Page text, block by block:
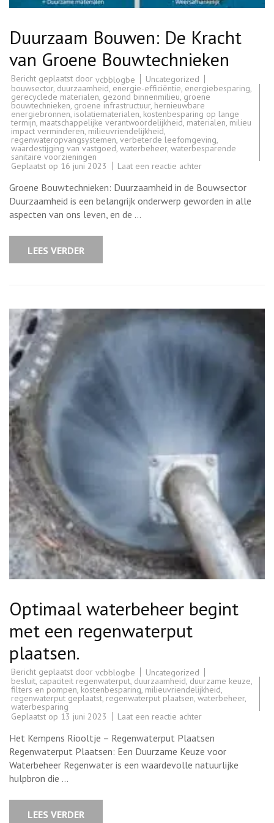
Duurzaam Bouwen: De Kracht
van Groene Bouwtechnieken
Bericht geplaatst door vcbblogbe
Uncategorized
bouwsector, duurzaamheid, energie-efficiëntie, energiebesparing,
gerecyclede materialen, gezond binnenmilieu, groene
bouwtechnieken, groene infrastructuur, hernieuwbare
energiebronnen, isolatiematerialen, kostenbesparing op lange
termijn, maatschappelijke verantwoordelijkheid, materialen, milieu
impact verminderen, milieuvriendelijkheid,
regenwateropvangsystemen, verbeterde leefomgeving,
waardestijging van vastgoed, waterbeheer, waterbesparende
sanitaire voorzieningen
Geplaatst op 16 juni 2023 Laat een reactie achterop
De
Kracht
van
Groene Bouwtechnieken: Duurzaamheid in de Bouwsector
Duurzaamheid is een belangrijk onderwerp geworden in alle
aspecten van ons leven, en de …
LEES VERDER
Optimaal waterbeheer begint
met een regenwaterput
plaatsen.
Bericht geplaatst door vcbblogbe
Uncategorized
besluit, capaciteit regenwaterput, duurzaamheid, duurzame keuze,
filters en pompen, kostenbesparing, milieuvriendelijkheid,
regenwaterput geplaatst, regenwaterput plaatsen, waterbeheer,
waterbesparing
Geplaatst op 13 juni 2023 Laat een reactie achterop
begint
met
een
regenwaterput
Het Kempens Riooltje – Regenwaterput Plaatsen
Regenwaterput Plaatsen: Een Duurzame Keuze voor
Waterbeheer Regenwater is een waardevolle natuurlijke
hulpbron die …
LEES VERDER